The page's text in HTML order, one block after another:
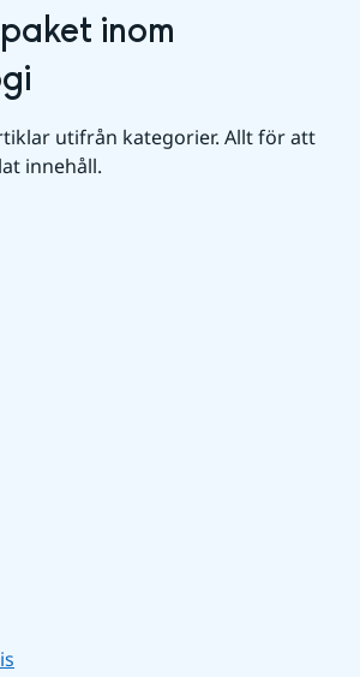
inom
utifrån kategorier. Allt för att
innehåll.